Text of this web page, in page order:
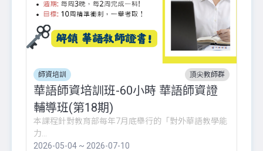
師資培訓 頂尖教師群
華語師資培訓班-60小時 華語師資證
輔導班(第18期)
本課程針對教育部每年7月底舉行的「對外華語教學能
力...
2026-05-04 ~ 2026-07-10